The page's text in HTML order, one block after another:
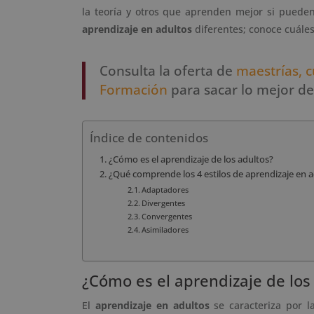
la teoría y otros que aprenden mejor si
aprendizaje en adultos diferentes; conoce
Consulta la oferta de maestrías,
Formación para sacar lo mejor
Índice de contenidos
¿Cómo es el aprendizaje de los adultos?
¿Qué comprende los 4 estilos de aprendizaje en
Adaptadores
Divergentes
Convergentes
Asimiladores
¿Cómo es el aprendizaje de
El aprendizaje en adultosse caracteriza por